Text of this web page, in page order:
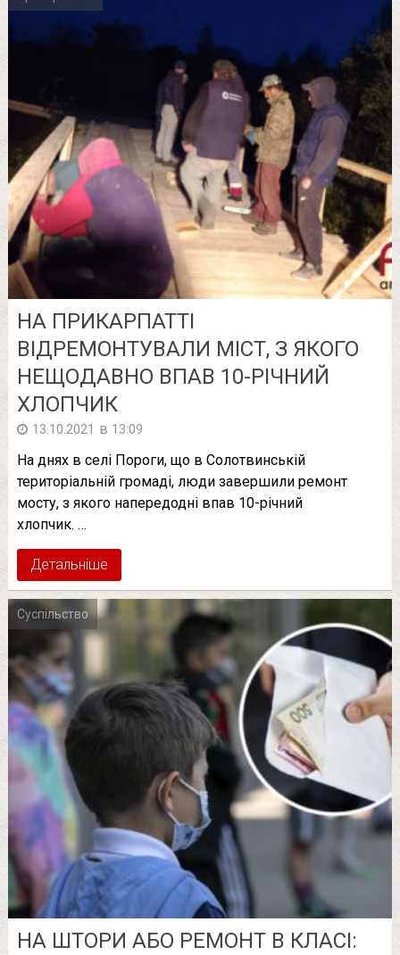
НА ПРИКАРПАТТІ
ВІДРЕМОНТУВАЛИ МІСТ, З ЯКОГО
НЕЩОДАВНО ВПАВ 10-РІЧНИЙ
ХЛОПЧИК
13.10.2021 в 13:09
На днях в селі Пороги, що в Солотвинській
територіальній громаді, люди завершили ремонт
мосту, з якого напередодні впав 10-річний
хлопчик. …
Детальніше
Суспільство
НА ШТОРИ АБО РЕМОНТ В КЛАСІ: